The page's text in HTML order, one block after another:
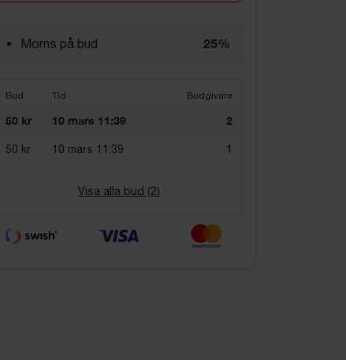
Moms på bud 25%
Bud Tid Budgivare
50 kr 10 mars 11:39 2
50 kr 10 mars 11:39 1
Visa alla bud (2)